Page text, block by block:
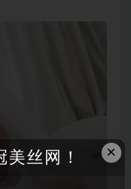
×
丝网！